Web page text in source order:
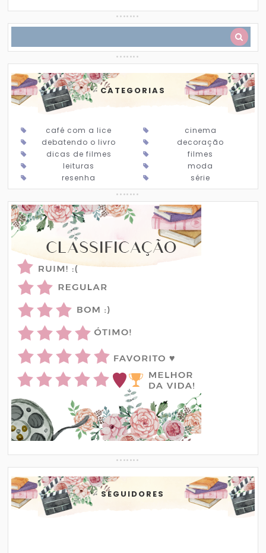
CATEGORIAS
café com a lice
cinema
debatendo o livro
decoração
dicas de filmes
filmes
leituras
moda
resenha
série
SEGUIDORES